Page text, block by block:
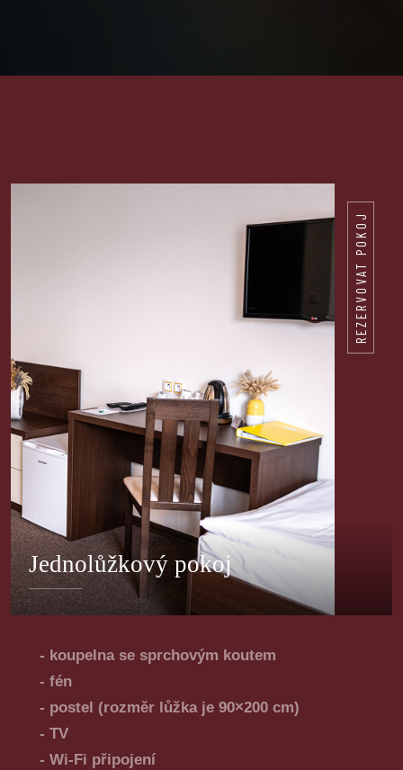
REZERVOVAT POKOJ
Jednolůžkový pokoj
- koupelna se sprchovým koutem
- fén
- postel (rozměr lůžka je 90×200 cm)
- TV
- Wi-Fi připojení